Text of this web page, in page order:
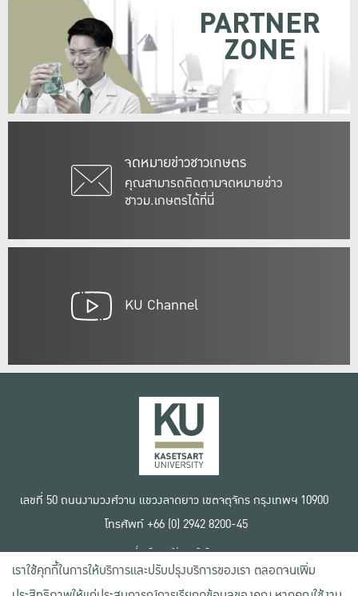
จดหมายข่าวชาวเกษตร
คุณสามารถติดตามจดหมายข่าว
ชาวม.เกษตรได้ที่นี่
PARTNER
ZONE
KU Channel
เลขที่ 50 ถนนงามวงศ์วาน แขวงลาดยาว เขตจตุจักร กรุงเทพฯ 10900
โทรศัพท์ +66 (0) 2942 8200-45
เงื่อนไขการใช้งานเว็บไซต์
ข้อตกลงด้านสิทธิ์ใช้งาน
นโยบายความเป็นส่วนตัว
เราใช้คุกกี้ในการให้บริการและปรับปรุงบริการของเรา ตลอดจนเพิ่ม